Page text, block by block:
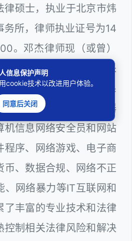
律硕士，执业于北京市炜
务所，律师执业证号为14
。邓杰律师现（或曾）
府听证员、深圳市政府采
类），深圳市某区政府系
前端开发和 WEB服务器
机信息网络安全员和网站
程序、网络游戏、电子商
币、数据合规、网络不正
、网络暴力等IT互联网和
了丰富的专业技术和法律
控制相关法律风险和解决
信息保护声明
cookie技术以改进用户体验。
同意后关闭